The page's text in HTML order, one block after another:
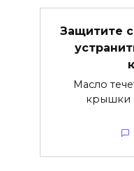
Защитите
Масло
крышки